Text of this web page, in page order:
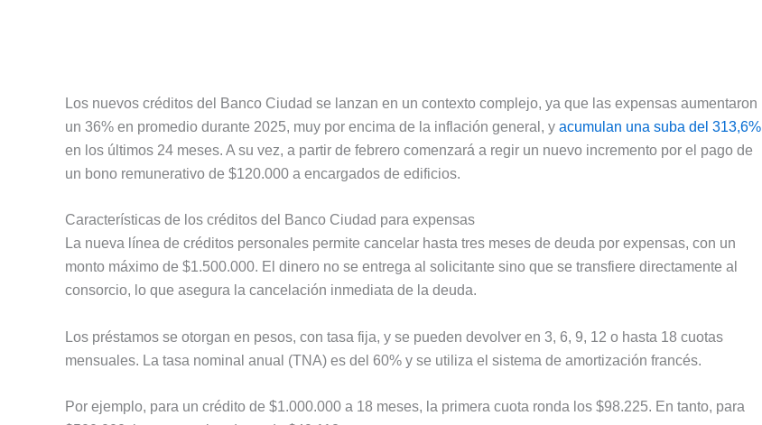
Los nuevos créditos del Banco Ciudad se lanzan en un contexto complejo, ya que las expensas aumentaron
un 36% en promedio durante 2025, muy por encima de la inflación general, y acumulan una suba del 313,6%
en los últimos 24 meses. A su vez, a partir de febrero comenzará a regir un nuevo incremento por el pago de
un bono remunerativo de $120.000 a encargados de edificios.
Características de los créditos del Banco Ciudad para expensas
La nueva línea de créditos personales permite cancelar hasta tres meses de deuda por expensas, con un
monto máximo de $1.500.000. El dinero no se entrega al solicitante sino que se transfiere directamente al
consorcio, lo que asegura la cancelación inmediata de la deuda.
Los préstamos se otorgan en pesos, con tasa fija, y se pueden devolver en 3, 6, 9, 12 o hasta 18 cuotas
mensuales. La tasa nominal anual (TNA) es del 60% y se utiliza el sistema de amortización francés.
Por ejemplo, para un crédito de $1.000.000 a 18 meses, la primera cuota ronda los $98.225. En tanto, para